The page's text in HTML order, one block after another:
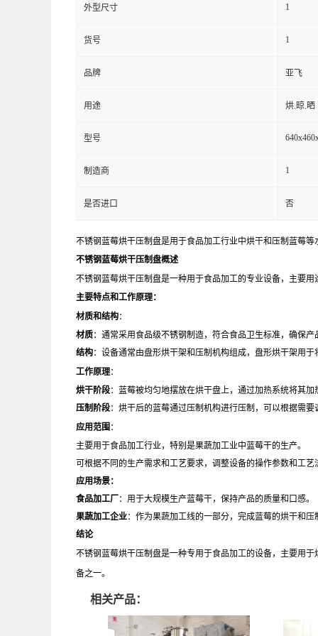
外型尺寸 1
货号 1
品牌 亚飞
用途 烘.晾.晒
型号
制造商 1
是否进口 否
不锈钢蓝莓烘干压制盘是用于食品加工行业中烘干和压制蓝莓
不锈钢蓝莓烘干压制盘概述
不锈钢蓝莓烘干压制盘是一种用于食品加工的专业设备，主要
主要特点和工作原理：
材质和结构：
材质：通常采用食品级不锈钢制造，符合食品卫生标准，确保产
结构：设备通常由盘形烘干架和压制机构组成，盘形烘干架用
工作原理：
烘干阶段：蓝莓被均匀地摆放在烘干盘上，通过加热系统将其
压制阶段：烘干后的蓝莓通过压制机构进行压制，可以根据需
应用范围 ：
主要用于食品加工行业，特别是果蔬加工业中蓝莓干的生产。
可根据不同的生产需求和工艺要求，调整设备的操作参数和工艺
应用场景：
食品加工厂
：用于大规模生产蓝莓干，保持产品的质量和口感。
果蔬加工企业：作为果蔬加工线的一部分，完成蓝莓的烘干和压
结论
不锈钢蓝莓烘干压制盘是一种专用于食品加工的设备，主要用
备之一。
相关产品：